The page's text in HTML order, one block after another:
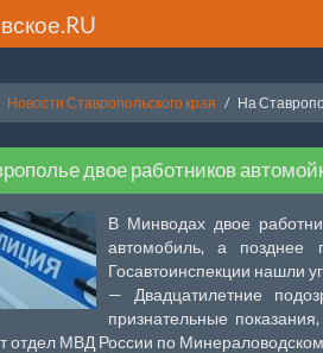
Новости Ставропольского края На
двое работников
В Минводах двое
автомобиль, а позднее
Госавтоинспекции нашли
— Двадцатилетние
признательные
отдел МВД России по